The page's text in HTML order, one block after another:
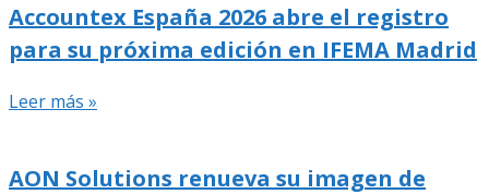
Accountex España 2026 abre el registro
para su próxima edición en IFEMA Madrid
Leer más »
AON Solutions renueva su imagen de